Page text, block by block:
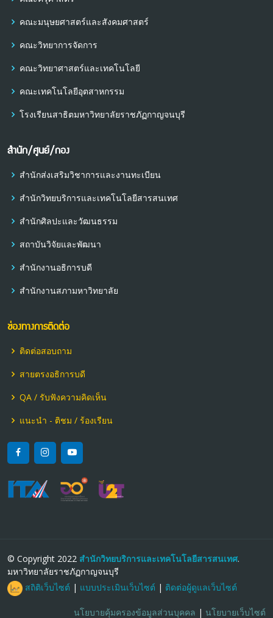
คณะมนุษยศาสตร์และสังคมศาสตร์
คณะวิทยาการจัดการ
คณะวิทยาศาสตร์และเทคโนโลยี
คณะเทคโนโลยีอุตสาหกรรม
โรงเรียนสาธิตมหาวิทยาลัยราชภัฏกาญจนบุรี
สำนัก/ศูนย์/กอง
สำนักส่งเสริมวิชาการและงานทะเบียน
สำนักวิทยบริการและเทคโนโลยีสารสนเทศ
สำนักศิลปะและวัฒนธรรม
สถาบันวิจัยและพัฒนา
สำนักงานอธิการบดี
สำนักงานสภามหาวิทยาลัย
ช่องทางการติดต่อ
ติดต่อสอบถาม
สายตรงอธิการบดี
QA / รับฟังความคิดเห็น
แนะนำ - ติชม / ร้องเรียน
© Copyright 2022 สำนักวิทยบริการและเทคโนโลยีสารสนเทศ.
มหาวิทยาลัยราชภัฏกาญจนบุรี
สถิติเว็บไซต์ | แบบประเมินเว็บไซต์ | ติดต่อผู้ดูแลเว็บไซต์
นโยบายคุ้มครองข้อมูลส่วนบุคคล | นโยบายเว็บไซต์